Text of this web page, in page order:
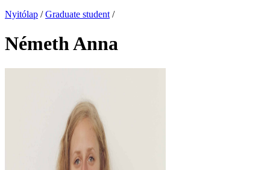
Nyitólap / Graduate student /
Németh Anna